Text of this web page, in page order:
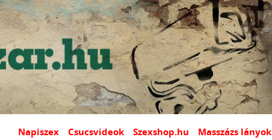
Napiszex Csucsvideok Szexshop.hu Masszázs lányok